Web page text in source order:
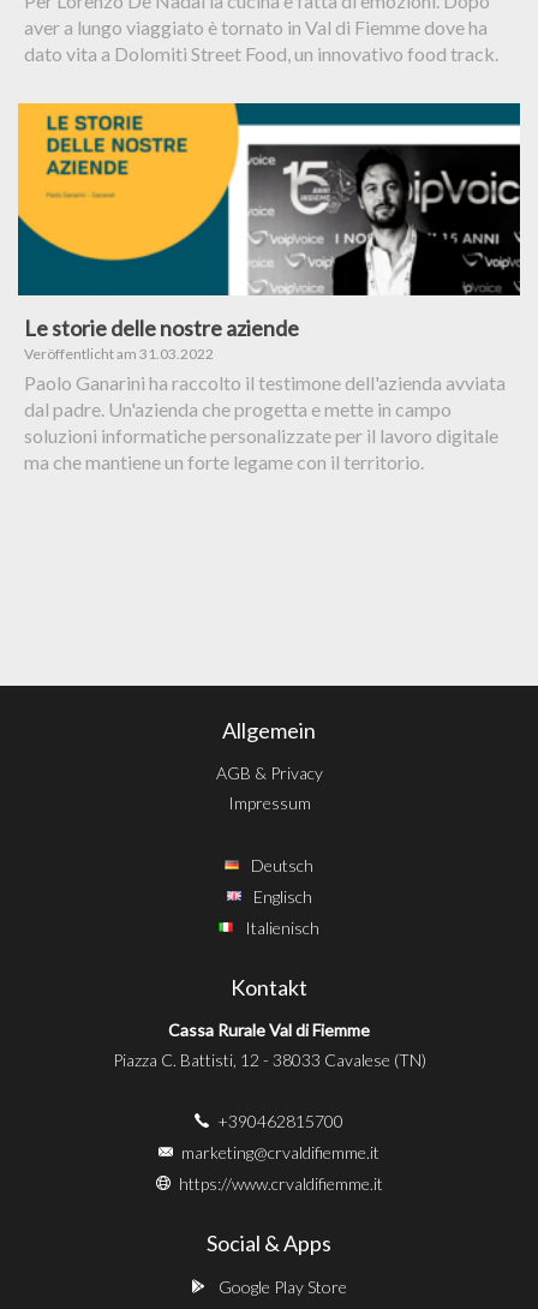
aver a lungo viaggiato è tornato in Val di Fiemme dove ha
dato vita a Dolomiti Street Food, un innovativo food track.
Le storie delle nostre aziende
Veröffentlicht am 31.03.2022
Paolo Ganarini ha raccolto il testimone dell'azienda avviata
dal padre. Un'azienda che progetta e mette in campo
soluzioni informatiche personalizzate per il lavoro digitale
ma che mantiene un forte legame con il territorio.
Allgemein
AGB & Privacy
Impressum
Deutsch
Englisch
Italienisch
Kontakt
Cassa Rurale Val di Fiemme
Piazza C. Battisti, 12 - 38033 Cavalese (TN)
+390462815700
marketing@crvaldifiemme.it
https://www.crvaldifiemme.it
Social & Apps
Google Play Store